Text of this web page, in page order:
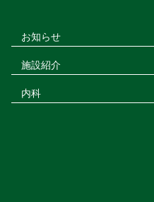
お知らせ
施設紹介
内科